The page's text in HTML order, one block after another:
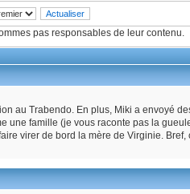
pas responsables de leur contenu.
au Trabendo. En plus, Miki a envoyé
une famille (je vous raconte pas la
virer de bord la mère de Virginie. Bref,